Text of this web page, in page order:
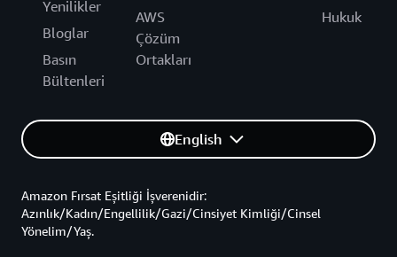
Yenilikler
Bloglar
Basın
Bültenleri
AWS
Çözüm
Ortakları
Hukuk
English
Amazon Fırsat Eşitliği İşverenidir:
Azınlık/Kadın/Engellilik/Gazi/Cinsiyet Kimliği/Cinsel
Yönelim/Yaş.